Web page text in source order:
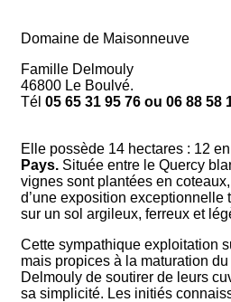
Domaine de Maisonneuve
Famille Delmouly
46800 Le Boulvé.
Tél 05 65 31 95 76 ou 06 88 58
Elle possède 14 hectares : 12 en
Pays. Située entre le Quercy
vignes sont plantées en
d’une exposition exceptionnelle
sur un sol argileux, ferreux et
Cette sympathique exploitation
mais propices à la maturation
Delmouly de soutirer de leurs
sa simplicité. Les initiés